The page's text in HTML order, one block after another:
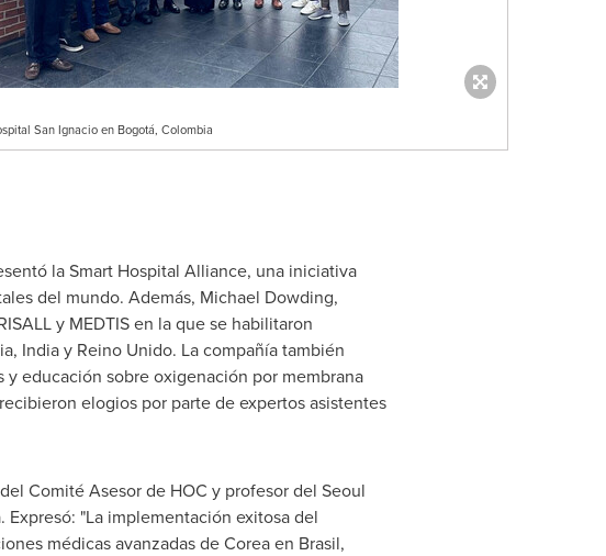
San Ignacio en Bogotá, Colombia
la Smart Hospital Alliance, una iniciativa
del mundo. Además, Michael Dowding,
y MEDTIS en la que se habilitaron
, Indiay Reino Unido. La compañía también
educación sobre oxigenación por membrana
elogios por parte de expertos asistentes
Comité Asesor de HOC y profesor del Seoul
"La implementación exitosa del
médicas avanzadas de Corea en Brasil,